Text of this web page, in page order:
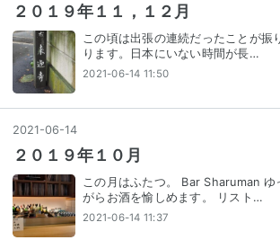
２０１９年１１，１２月
この頃は出張の連続だったことが振
ります。日本にいない時間が長…
2021-06-14 11:50
2021-06-14
２０１９年１０月
この月はふたつ。 Bar Sharuman ゆ
がらお酒を愉しめます。 リスト…
2021-06-14 11:37